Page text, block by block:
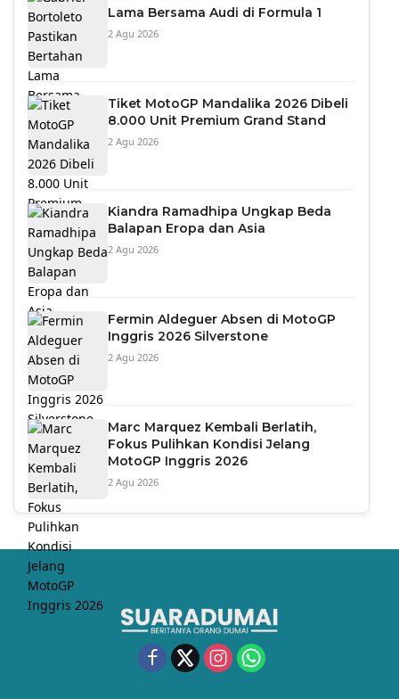
Lama Bersama Audi di Formula 1
2 Agu 2026
Tiket MotoGP Mandalika 2026 Dibeli
8.000 Unit Premium Grand Stand
2 Agu 2026
Kiandra Ramadhipa Ungkap Beda
Balapan Eropa dan Asia
2 Agu 2026
Fermin Aldeguer Absen di MotoGP
Inggris 2026 Silverstone
2 Agu 2026
Marc Marquez Kembali Berlatih,
Fokus Pulihkan Kondisi Jelang
MotoGP Inggris 2026
2 Agu 2026